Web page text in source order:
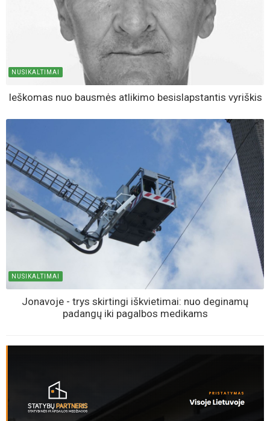
NUSIKALTIMAI
Ieškomas nuo bausmės atlikimo besislapstantis vyriškis
NUSIKALTIMAI
Jonavoje - trys skirtingi iškvietimai: nuo deginamų
padangų iki pagalbos medikams